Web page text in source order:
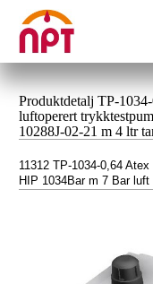
Produktdetalj TP-
luftoperert
10288J-02-21 m 4 ltr
11312 TP-1034-0,64
HIP 1034Bar m 7 Bar